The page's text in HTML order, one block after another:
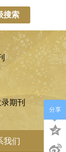
搜索
期刊
我们
分享